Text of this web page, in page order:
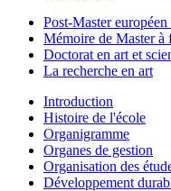
Post-Master
Mémoire de Master
Doctorat en art et
La recherche en art
Introduction
Histoire de l'école
Organigramme
Organes de gestion
Organisation des
Développement